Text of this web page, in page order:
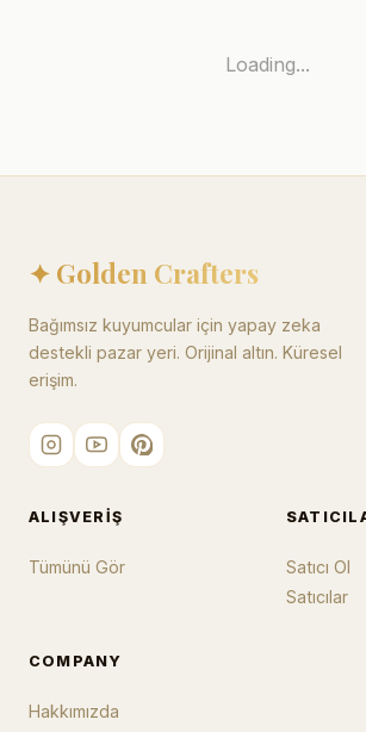
Loading...
✦ Golden Crafters
Bağımsız kuyumcular için yapay zeka
destekli pazar yeri. Orijinal altın. Küresel
erişim.
ALIŞVERIŞ
Tümünü Gör
Satıcı Ol
Satıcılar
COMPANY
Hakkımızda